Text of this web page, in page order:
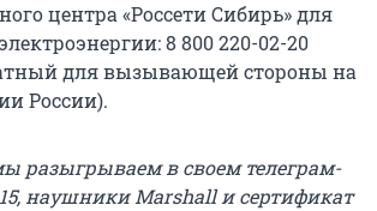
центра «Россети Сибирь» для
8 800 220-02-20
для вызывающей стороны на
России).
разыгрываем в своем телеграм-
наушники Marshall и сертификат